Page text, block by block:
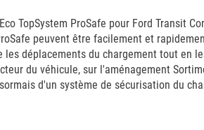
TopSystem ProSafe pour Ford Transit
peuvent être facilement et
déplacements du chargement tout
du véhicule, sur l'aménagement
d'un système de sécurisation du